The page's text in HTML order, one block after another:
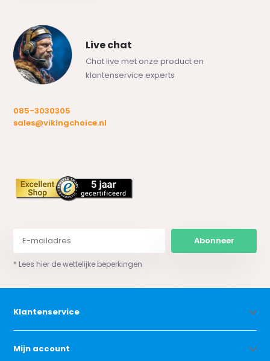
Live chat
Chat live met onze product en
klantenservice experts
085-3030305
sales@vikingchoice.nl
Abonneer
* Lees hier de wettelijke beperkingen
Klantenservice
Mijn account